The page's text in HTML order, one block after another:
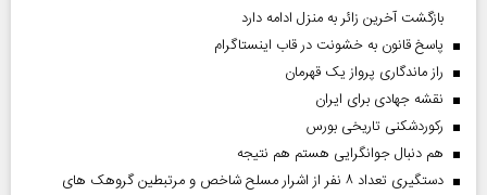
بازگشت آخرین زائر به منزل ادامه دارد
پاسخ قانون به خشونت در قاب اینستاگرام
راز ماندگاری پرواز یک قهرمان
نقشه جهادی برای ایران
رکوردشکنی تاریخی بورس
هم دنبال جوانگرایی هستم هم نتیجه
دستگیری تعداد ۸ نفر از اشرار مسلح شاخص و مرتبطین گروهک های